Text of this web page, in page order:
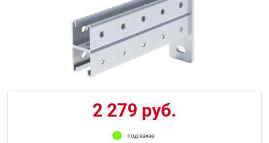
2 279 руб.
под заказ